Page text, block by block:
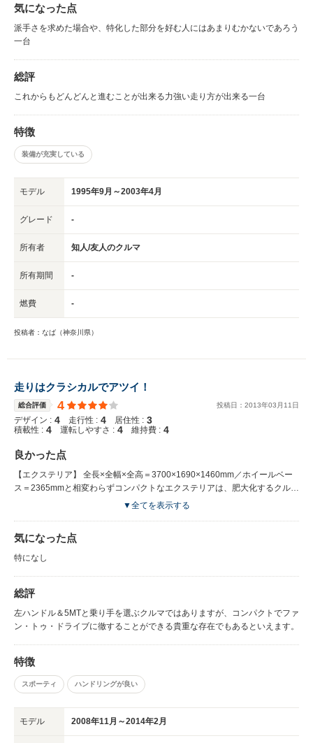
気になった点
派手さを求めた場合や、特化した部分を好む人にはあまりむかないであろう
一台
総評
これからもどんどんと進むことが出来る力強い走り方が出来る一台
特徴
装備が充実している
モデル 1995年9月～2003年4月
グレード -
所有者 知人/友人のクルマ
所有期間 -
燃費 -
投稿者：なば（神奈川県）
走りはクラシカルでアツイ！
総合評価 4 投稿日： 2013年03 月 11 日
デザイン : 4 走行性 : 4 居住性 : 3
積載性 : 4 運転しやすさ : 4 維持費 : 4
良かった点
【エクステリア】 全長×全幅×全高＝3700×1690×1460mm／ホイールベー
ス＝2365mmと相変わらずコンパクトなエクステリアは、肥大化するクルマ
が多いなか、十分コンパクト。全幅は、太いタイヤを収めるために、オーバ
ります。 新顔のヘッドライト周りは大幅に手が入り、のっぺりした顔付き
から、円形のフォグランプを装備した事により、初代のキュートな“にんま
は、この顔付きのまま、さらに“にんまり顔”が強調されることでしょう。
【インテリア】 基本的な形状は、踏襲されていますが、ブラック一色の硬
派なインテリアは、質感が向上。また、「メガーヌ・ルノー・スポール」で
もお馴染みのエンジンパワーや加速Gなどのデータを表示する「R.S.モニタ
ー」をこの小さな「トゥインゴ・ゴルディーニ・ルノー・スポール」にも採
用したのには、正直驚きました。 ステアリング位置は、このクルマが大量
生産モデルではないという事もあり、左ハンドル＆マニアルのみという乗り
手を選ぶものですが、購入者は、ホットハッチという数少ない市場を求めて
リングし、ハンズフリー機能を持たせたり、USB端子でi-podなど最新デバ
▼全てを表示する
気になった点
特になし
総評
左ハンドル＆5MTと乗り手を選ぶクルマではありますが、コンパクトでファ
ン・トゥ・ドライブに徹することができる貴重な存在でもあるといえます。
特徴
スポーティ ハンドリングが良い
モデル 2008年11月～2014年2月